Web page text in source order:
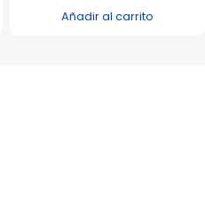
Añadir al carrito